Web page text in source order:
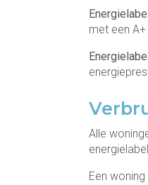
met een
Alle
Een